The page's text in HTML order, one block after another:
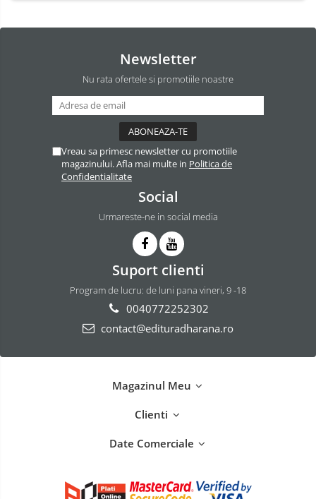
Newsletter
Nu rata ofertele si promotiile noastre
Vreau sa primesc newsletter cu promotiile
magazinului. Afla mai multe in Politica de
Confidentialitate
Social
Urmareste-ne in social media
Suport clienti
Program de lucru: de luni pana vineri, 9 -18
0040772252302
contact@edituradharana.ro
Magazinul Meu
Clienti
Date Comerciale